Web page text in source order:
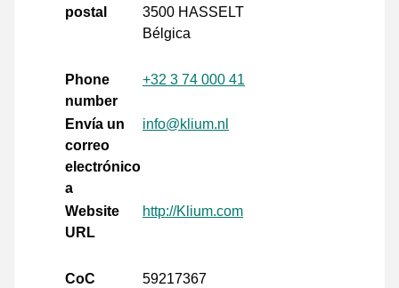
postal
3500 HASSELT
Bélgica
Phone
number
+32 3 74 000 41
Envía un
correo
electrónico
a
info@klium.nl
Website
URL
http://Klium.com
CoC
59217367